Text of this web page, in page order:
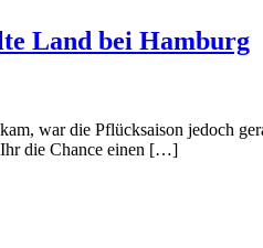
Land bei Hamburg
war die Pflücksaison jedoch
Ihr die Chance einen […]